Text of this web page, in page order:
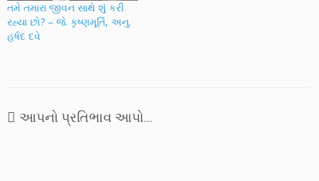
તમે તમારા જીવન સાથે શું કરી
રહ્યા છો? – જે. કૃષ્ણમૂર્તિ, અનુ.
હર્ષદ દવે
આપનો પ્રતિભાવ આપો....